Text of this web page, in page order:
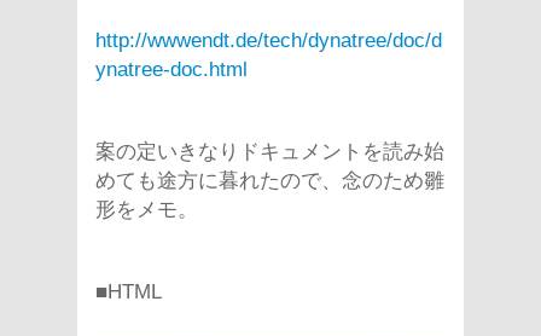
http://wwwendt.de/tech/dynatree/doc/d
ynatree-doc.html
案の定いきなりドキュメントを読み始
めても途方に暮れたので、念のため雛
形をメモ。
■HTML